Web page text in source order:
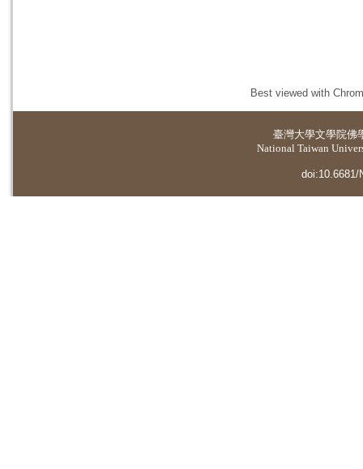
Best viewed with
臺灣大學文學院佛
National Taiwan
doi:10.6681/